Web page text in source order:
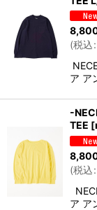
(税込:
ア ア
-
TEE [
(税込:
ア ア